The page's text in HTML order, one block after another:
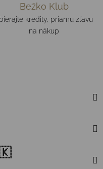
Bežko Klub
kredity, priamu zľavu
na nákup